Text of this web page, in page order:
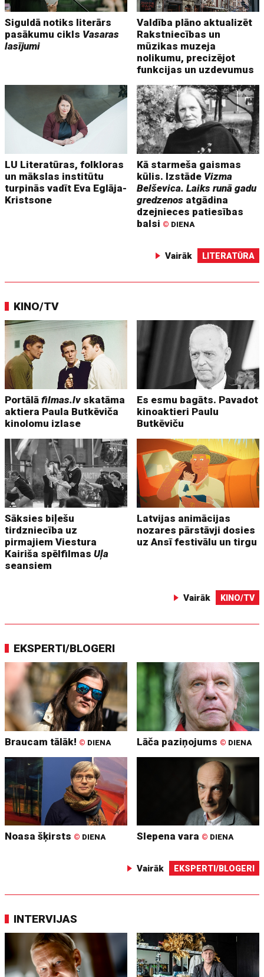
Siguldā notiks literārs
pasākumu cikls Vasaras
lasījumi
Valdība plāno aktualizēt
Rakstniecības un
mūzikas muzeja
nolikumu, precizējot
funkcijas un uzdevumus
LU Literatūras, folkloras
un mākslas institūtu
turpinās vadīt Eva Eglāja-
Kristsone
Kā starmeša gaismas
kūlis. Izstāde Vizma
Belševica. Laiks runā gadu
gredzenos atgādina
dzejnieces patiesības
balsi © DIENA
Vairāk LITERATŪRA
KINO/TV
Portālāfilmas.lv skatāma
aktiera Paula Butkēviča
kinolomu izlase
Es esmu bagāts. Pavadot
kinoaktieri Paulu
Butkēviču
Sāksies biļešu
tirdzniecība uz
pirmajiem Viestura
Kairiša spēlfilmasUļa
seansiem
Latvijas animācijas
nozares pārstāvji dosies
uz Ansī festivālu un tirgu
Vairāk KINO/TV
EKSPERTI/BLOGERI
Braucam tālāk! © DIENA Lāča paziņojums © DIENA
Noasa šķirsts © DIENA Slepena vara © DIENA
Vairāk EKSPERTI/BLOGERI
INTERVIJAS